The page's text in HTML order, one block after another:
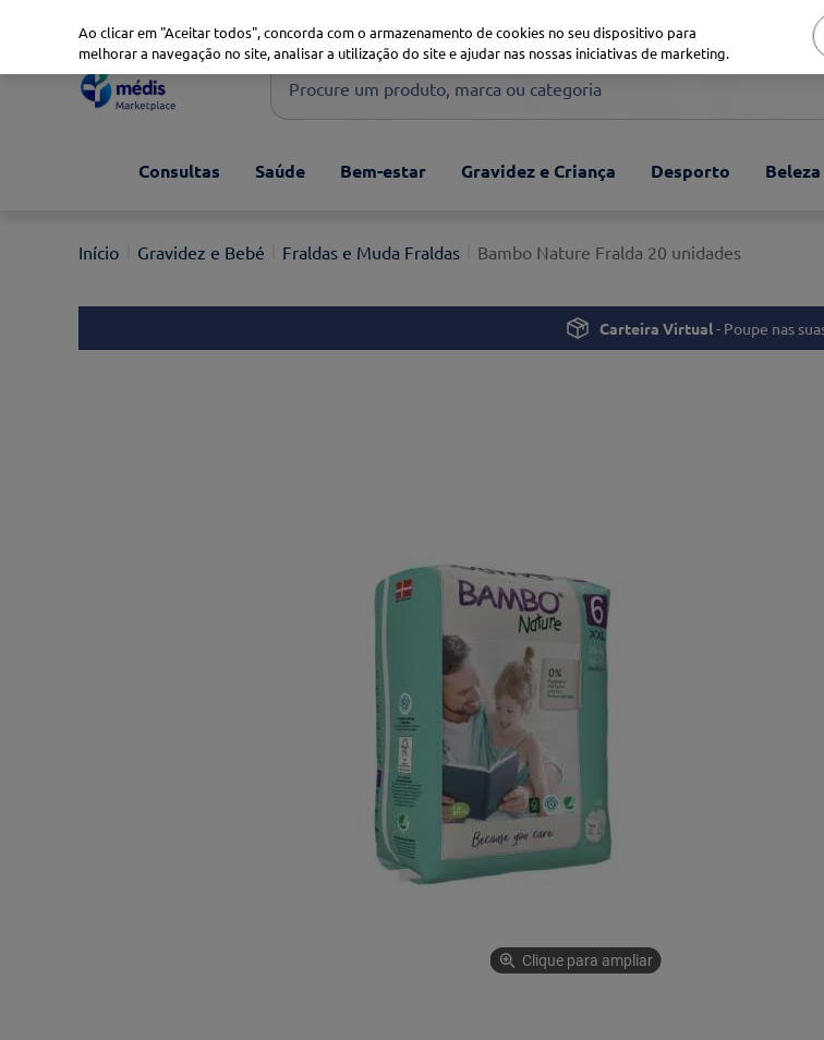
Procure um produto, marca ou categoria
1º xiaomi
3º now
Consultas Saúde Bem-estar Gravidez e Criança Desporto Beleza
Gravidez e Bebé Fraldas e Muda Fraldas Bambo Nature Fralda 20 unidades
Carteira Virtual- Poupe nas
Clique para ampliar
Ao clicar em "Aceitar todos", concorda com o armazenamento de cookies no seu dispositivo para
melhorar a navegação no site, analisar a utilização do site e ajudar nas nossas iniciativas de marketing.